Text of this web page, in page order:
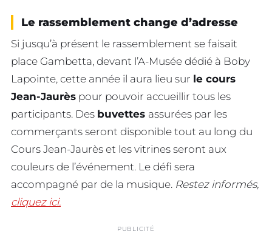
Le rassemblement change d’adresse
Si jusqu’à présent le rassemblement se faisait
place Gambetta, devant l’A-Musée dédié à Boby
Lapointe, cette année il aura lieu sur le cours
Jean-Jaurès pour pouvoir accueillir tous les
participants. Des buvettes assurées par les
commerçants seront disponible tout au long du
Cours Jean-Jaurès et les vitrines seront aux
couleurs de l’événement. Le défi sera
accompagné par de la musique. Restez informés,
cliquez ici.
PUBLICITÉ